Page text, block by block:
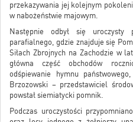
przekazywania jej kolejnym
w nabożeństwie majowym.
Następnie odbył się uroczysty
parafialnego, gdzie znajduje się
Siłach Zbrojnych na Zachodzie w
główna część obchodów
odśpiewanie hymnu
Brzozowski – przedstawiciel
powstał siemiatycki pomnik.
Podczas uroczystości